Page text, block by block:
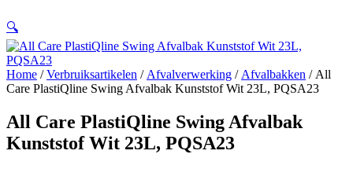
🔍
Home /Verbruiksartikelen / Afvalverwerking / Afvalbakken / All
Care PlastiQline Swing Afvalbak Kunststof Wit 23L, PQSA23
All Care PlastiQline Swing Afvalbak
Kunststof Wit 23L, PQSA23